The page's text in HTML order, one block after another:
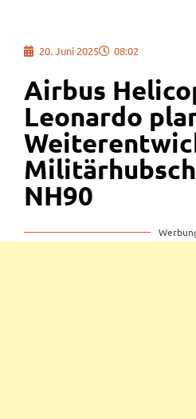
20. Juni 2025 08:02
Airbus
Leonardo
NH90